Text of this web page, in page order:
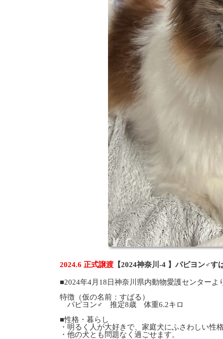
2024.6 正式譲渡 【2024神奈川-4 】パピヨン♂
■2024年4月18日神奈川県内動物愛護センターよ
特徴（仮の名前：すばる）
パピヨン♂ 推定8歳 体重6.2キロ
■性格・暮らし
・明るく人が大好きで、家庭犬にふさわしい性
・他の犬とも問題なく過ごせます。